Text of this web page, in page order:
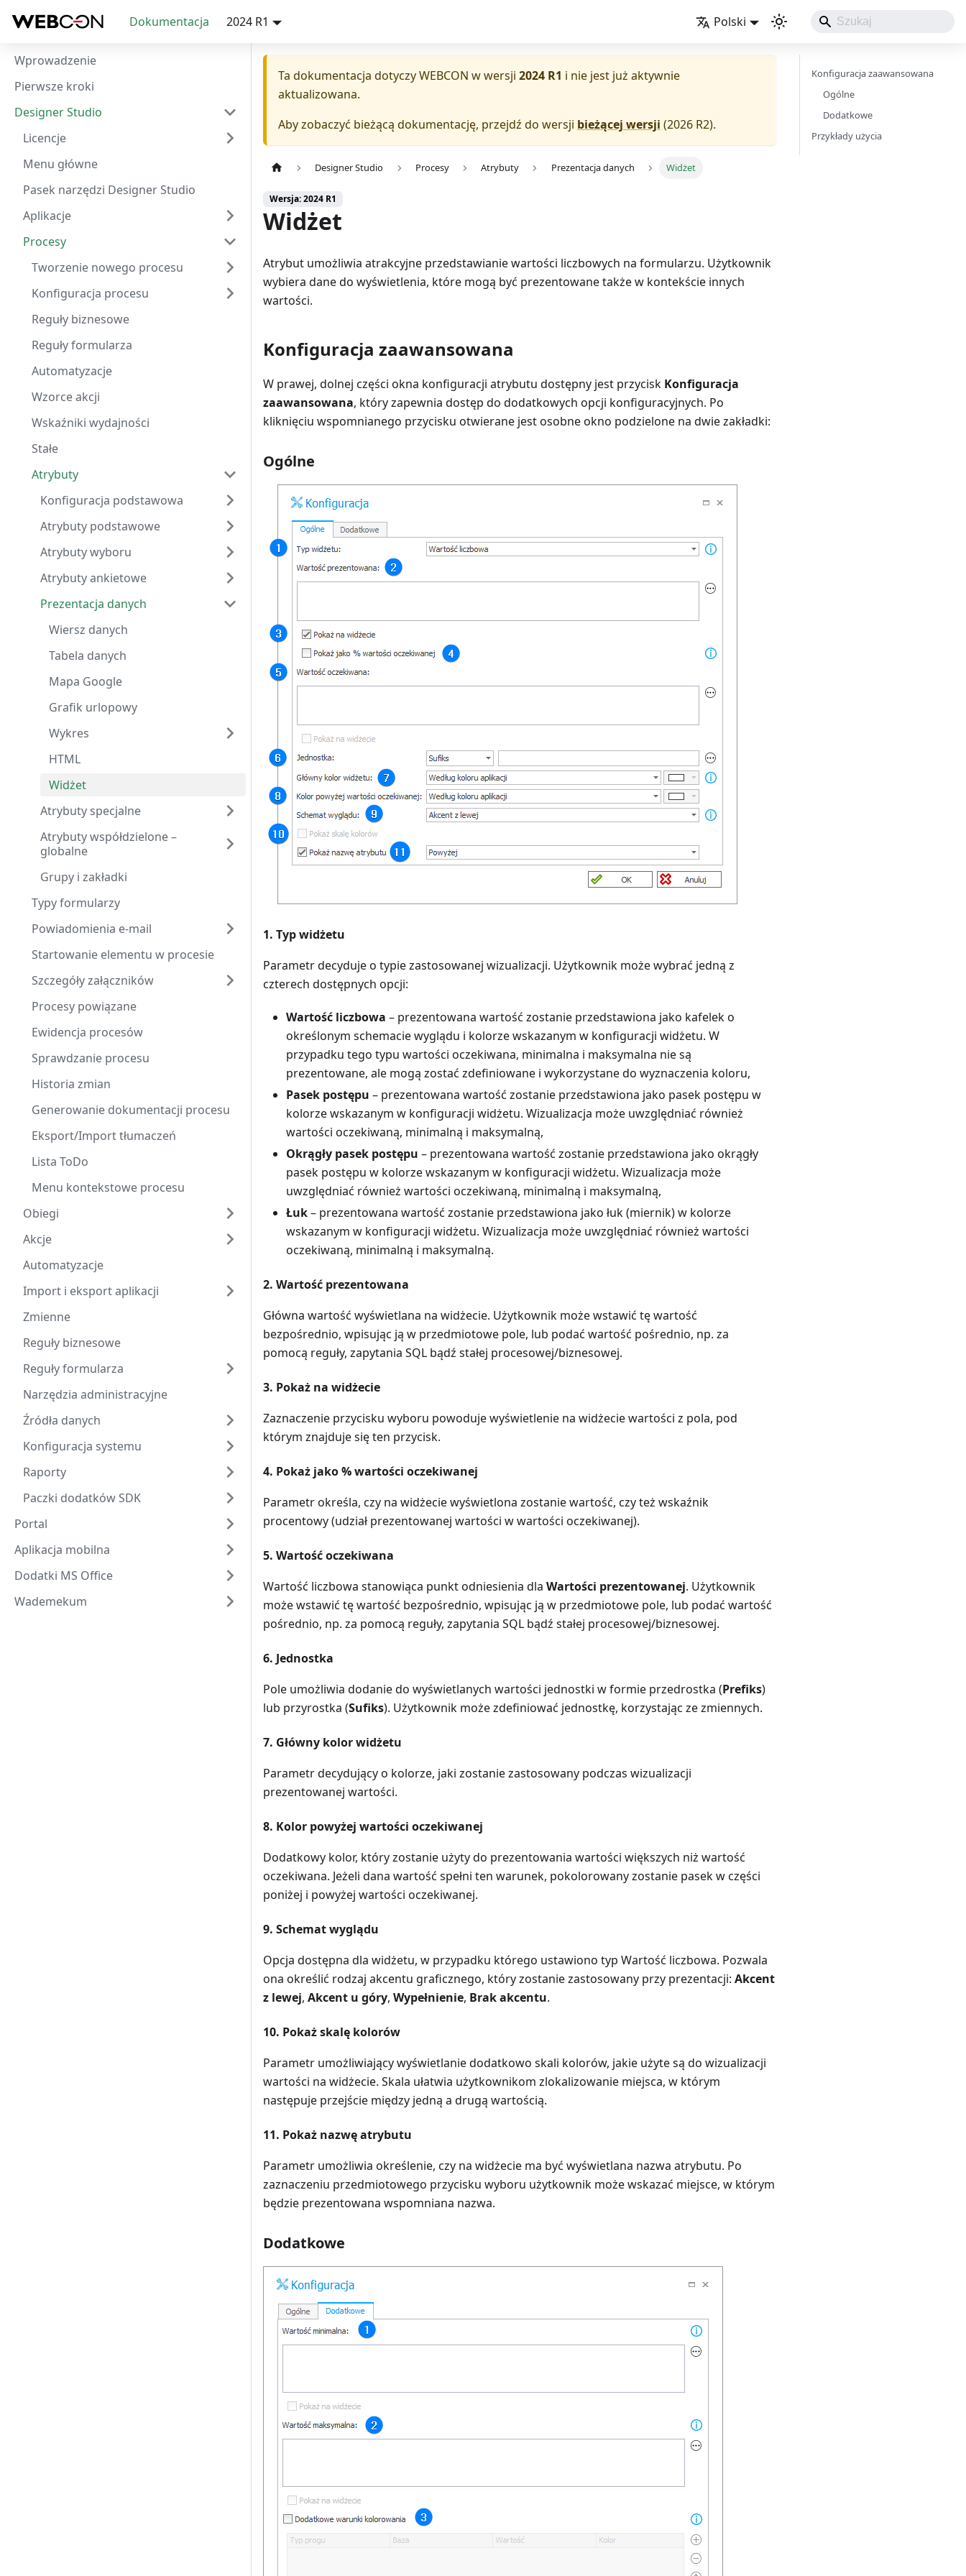
Dokumentacja 2024 R1 Polski
Wprowadzenie
Pierwsze kroki
Designer Studio
Licencje
Menu główne
Pasek narzędzi Designer Studio
Aplikacje
Procesy
Tworzenie nowego procesu
Konfiguracja procesu
Reguły biznesowe
Reguły formularza
Automatyzacje
Wzorce akcji
Wskaźniki wydajności
Stałe
Atrybuty
Konfiguracja podstawowa
Atrybuty podstawowe
Atrybuty wyboru
Atrybuty ankietowe
Prezentacja danych
Wiersz danych
Tabela danych
Mapa Google
Grafik urlopowy
Wykres
HTML
Widżet
Atrybuty specjalne
Atrybuty współdzielone –
globalne
Grupy i zakładki
Typy formularzy
Powiadomienia e-mail
Startowanie elementu w procesie
Szczegóły załączników
Procesy powiązane
Ewidencja procesów
Sprawdzanie procesu
Historia zmian
Generowanie dokumentacji procesu
Eksport/Import tłumaczeń
Lista ToDo
Menu kontekstowe procesu
Obiegi
Akcje
Automatyzacje
Import i eksport aplikacji
Zmienne
Reguły biznesowe
Reguły formularza
Narzędzia administracyjne
Źródła danych
Konfiguracja systemu
Raporty
Paczki dodatków SDK
Portal
Aplikacja mobilna
Dodatki MS Office
Wademekum
Ta dokumentacja dotyczyWEBCON w wersji 2024 R1 i nie jest już aktywnie
aktualizowana.
Aby zobaczyć bieżącą dokumentację, przejdź do wersji bieżącej wersji (2026 R2).
Designer Studio Procesy Atrybuty Prezentacja danych Widżet
Wersja: 2024 R1
Widżet
Atrybut umożliwia atrakcyjne przedstawianie wartości liczbowych na formularzu. Użytkownik
wybiera dane do wyświetlenia, które mogą być prezentowane także w kontekście innych
wartości.
Konfiguracja zaawansowana
W prawej, dolnej części okna konfiguracji atrybutu dostępny jest przycisk Konfiguracja
zaawansowana, który zapewnia dostęp do dodatkowych opcji konfiguracyjnych. Po
kliknięciu wspomnianego przycisku otwierane jest osobne okno podzielone na dwie zakładki:
Ogólne
1. Typ widżetu
Parametr decyduje o typie zastosowanej wizualizacji. Użytkownik może wybrać jedną z
czterech dostępnych opcji:
Wartość liczbowa – prezentowana wartość zostanie przedstawiona jako kafelek o
określonym schemacie wyglądu i kolorze wskazanym w konfiguracji widżetu. W
przypadku tego typu wartości oczekiwana, minimalna i maksymalna nie są
prezentowane, ale mogą zostać zdefiniowane i wykorzystane do wyznaczenia koloru,
Pasek postępu – prezentowana wartość zostanie przedstawiona jako pasek postępu w
kolorze wskazanym w konfiguracji widżetu. Wizualizacja może uwzględniać również
wartości oczekiwaną, minimalną i maksymalną,
Okrągły pasek postępu – prezentowana wartość zostanie przedstawiona jako okrągły
pasek postępu w kolorze wskazanym w konfiguracji widżetu. Wizualizacja może
uwzględniać również wartości oczekiwaną, minimalną i maksymalną,
Łuk– prezentowana wartość zostanie przedstawiona jako łuk (miernik) w kolorze
wskazanym w konfiguracji widżetu. Wizualizacja może uwzględniać również wartości
oczekiwaną, minimalną i maksymalną.
2. Wartość prezentowana
Główna wartość wyświetlana na widżecie. Użytkownik może wstawić tę wartość
bezpośrednio, wpisując ją w przedmiotowe pole, lub podać wartość pośrednio, np. za
pomocą reguły, zapytania SQL bądź stałej procesowej/biznesowej.
3. Pokaż na widżecie
Zaznaczenie przycisku wyboru powoduje wyświetlenie na widżecie wartości z pola, pod
którym znajduje się ten przycisk.
4. Pokaż jako % wartości oczekiwanej
Parametr określa, czy na widżecie wyświetlona zostanie wartość, czy też wskaźnik
procentowy (udział prezentowanej wartości w wartości oczekiwanej).
5. Wartość oczekiwana
Wartość liczbowa stanowiąca punkt odniesienia dla Wartości prezentowanej. Użytkownik
może wstawić tę wartość bezpośrednio, wpisując ją w przedmiotowe pole, lub podać wartość
pośrednio, np. za pomocą reguły, zapytania SQL bądź stałej procesowej/biznesowej.
6. Jednostka
Pole umożliwia dodanie do wyświetlanych wartości jednostki w formie przedrostka (Prefiks)
lub przyrostka (Sufiks). Użytkownik może zdefiniować jednostkę, korzystając ze zmiennych.
7. Główny kolor widżetu
Parametr decydujący o kolorze, jaki zostanie zastosowany podczas wizualizacji
prezentowanej wartości.
8. Kolor powyżej wartości oczekiwanej
Dodatkowy kolor, który zostanie użyty do prezentowania wartości większych niż wartość
oczekiwana. Jeżeli dana wartość spełni ten warunek, pokolorowany zostanie pasek w części
poniżej i powyżej wartości oczekiwanej.
9. Schemat wyglądu
Opcja dostępna dla widżetu, w przypadku którego ustawiono typ Wartość liczbowa. Pozwala
ona określić rodzaj akcentu graficznego, który zostanie zastosowany przy prezentacji: Akcent
z lewej, Akcent u góry, Wypełnienie, Brak akcentu.
10. Pokaż skalę kolorów
Parametr umożliwiający wyświetlanie dodatkowo skali kolorów, jakie użyte są do wizualizacji
wartości na widżecie. Skala ułatwia użytkownikom zlokalizowanie miejsca, w którym
następuje przejście między jedną a drugą wartością.
11. Pokaż nazwę atrybutu
Parametr umożliwia określenie, czy na widżecie ma być wyświetlana nazwa atrybutu. Po
zaznaczeniu przedmiotowego przycisku wyboru użytkownik może wskazać miejsce, w którym
będzie prezentowana wspomniana nazwa.
Dodatkowe
Konfiguracja zaawansowana
Ogólne
Dodatkowe
Przykłady użycia